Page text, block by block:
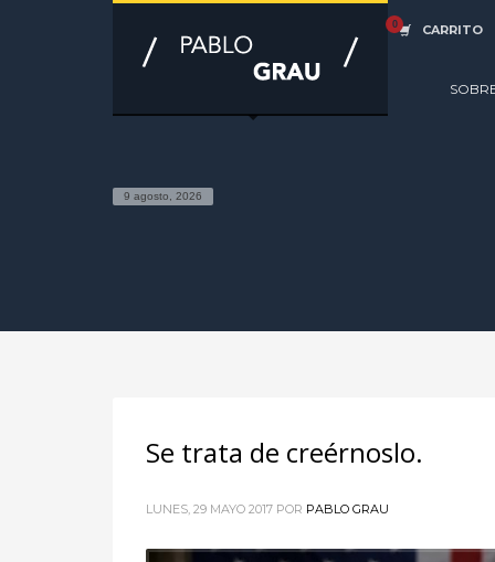
CARRITO
9 agosto, 2026
Se trata de creérnoslo.
LUNES, 29 MAYO 2017 POR PABLO GRAU